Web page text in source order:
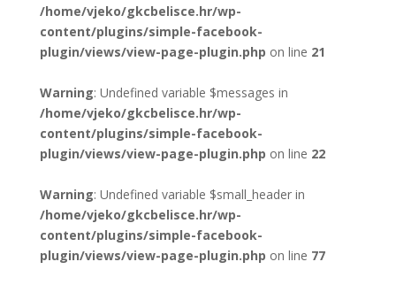
/home/vjeko/gkcbelisce.hr/wp-
content/plugins/simple-facebook-
plugin/views/view-page-plugin.php on line 21
Warning: Undefined variable $messages in
/home/vjeko/gkcbelisce.hr/wp-
content/plugins/simple-facebook-
plugin/views/view-page-plugin.php on line 22
Warning: Undefined variable $small_header in
/home/vjeko/gkcbelisce.hr/wp-
content/plugins/simple-facebook-
plugin/views/view-page-plugin.php on line 77